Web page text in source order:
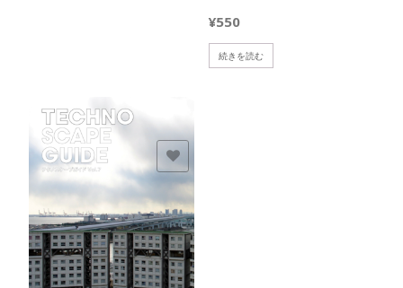
¥550
続きを読む
欲しいモノに追加